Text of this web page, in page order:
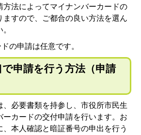
方法によってマイナンバーカードの
ますので、ご都合の良い方法を選ん
の申請は任意です。
申請を行う方法（申請
必要書類を持参し、市役所市民生
ーカードの交付申請を行います。お
本人確認と暗証番号の申出を行う